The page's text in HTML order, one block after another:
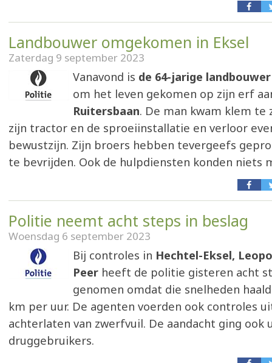
Landbouwer omgekomen in Eksel
Zaterdag 9 september 2023
Vanavond is de 64-jarige
om het leven gekomen op zijn erf
Ruitersbaan. De man kwam klem te
zijn tractor en de sproeiinstallatie en verloor
bewustzijn. Zijn broers hebben tevergeefs
te bevrijden. Ook de hulpdiensten konden niets
Politie neemt acht steps in beslag
Woensdag 6 september 2023
Bij controles in Hechtel-Eksel,
Peer heeft de politie gisteren acht
genomen omdat die snelheden
km per uur. De agenten voerden ook controles
achterlaten van zwerfvuil. De aandacht ging ook
druggebruikers.